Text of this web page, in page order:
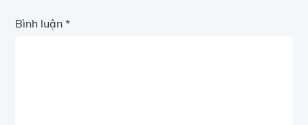
Bình luận*